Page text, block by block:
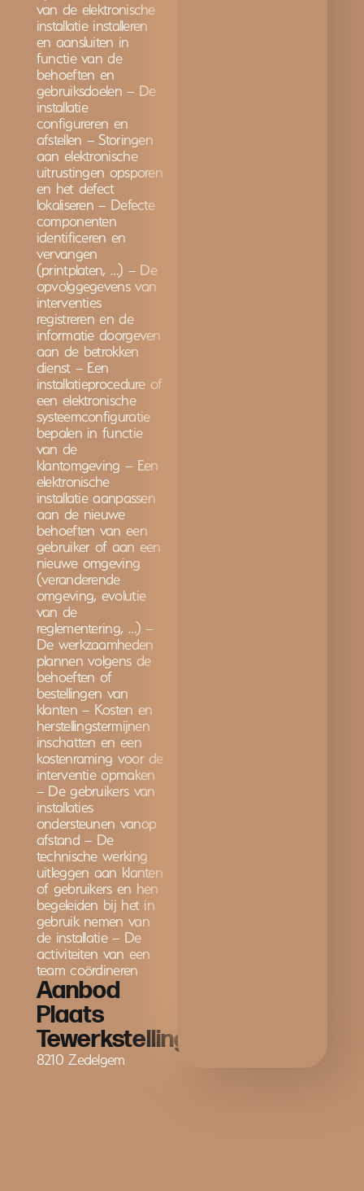
van de elektronische
installatie installeren
en aansluiten in
functie van de
behoeften en
gebruiksdoelen – De
installatie
configureren en
afstellen – Storingen
aan elektronische
uitrustingen opsporen
en het defect
lokaliseren – Defecte
componenten
identificeren en
vervangen
(printplaten, …) – De
opvolggegevens van
interventies
registreren en de
informatie doorgeven
aan de betrokken
dienst – Een
installatieprocedure of
een elektronische
systeemconfiguratie
bepalen in functie
van de
klantomgeving – Een
elektronische
installatie aanpassen
aan de nieuwe
behoeften van een
gebruiker of aan een
nieuwe omgeving
(veranderende
omgeving, evolutie
van de
reglementering, …) –
De werkzaamheden
plannen volgens de
behoeften of
bestellingen van
klanten – Kosten en
herstellingstermijnen
inschatten en een
kostenraming voor de
interventie opmaken
– De gebruikers van
installaties
ondersteunen vanop
afstand – De
technische werking
uitleggen aan klanten
of gebruikers en hen
begeleiden bij het in
gebruik nemen van
de installatie – De
activiteiten van een
team coördineren
Aanbod
Plaats
Tewerkstelling
8210 Zedelgem